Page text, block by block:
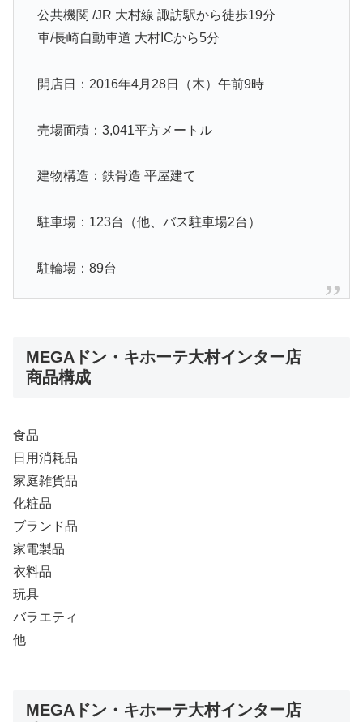
公共機関 /JR 大村線 諏訪駅から徒歩19分
車/長崎自動車道 大村ICから5分
開店日：2016年4月28日（木）午前9時
売場面積：3,041平方メートル
建物構造：鉄骨造 平屋建て
駐車場：123台（他、バス駐車場2台）
駐輪場：89台
MEGAドン・キホーテ大村インター店
商品構成
食品
日用消耗品
家庭雑貨品
化粧品
ブランド品
家電製品
衣料品
玩具
バラエティ
他
MEGAドン・キホーテ大村インター店